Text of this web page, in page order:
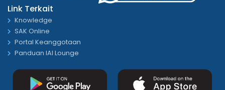
Link Terkait
Knowledge
SAK Online
Portal Keanggotaan
Panduan IAI Lounge